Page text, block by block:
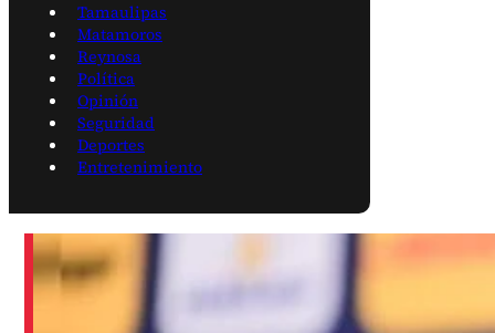
Tamaulipas
Matamoros
Reynosa
Política
Opinión
Seguridad
Deportes
Entretenimiento